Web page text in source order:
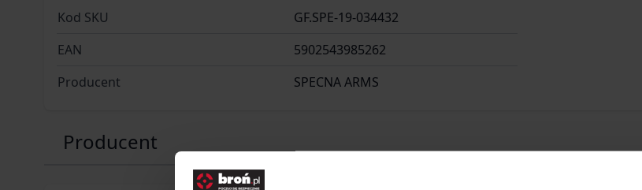
Kod SKU
GF.SPE-19-034432
EAN
5902543985262
Producent
SPECNA ARMS
Producent